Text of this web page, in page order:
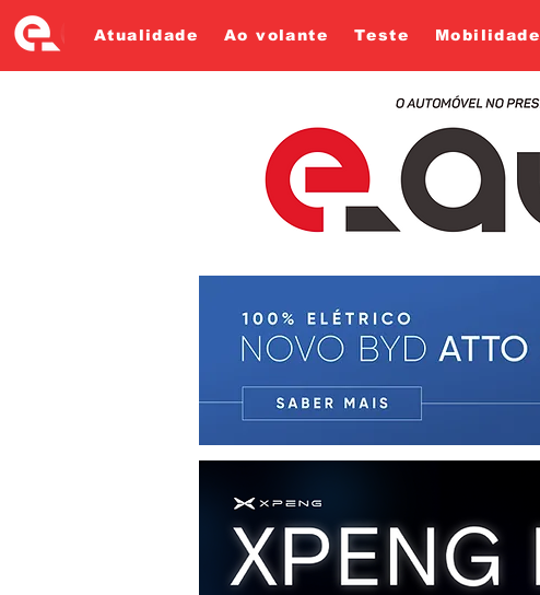
Atualidade Ao volante Teste Mobilidade